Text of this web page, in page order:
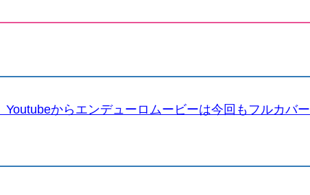
Youtubeからエンデューロムービーは今回もフルカバー